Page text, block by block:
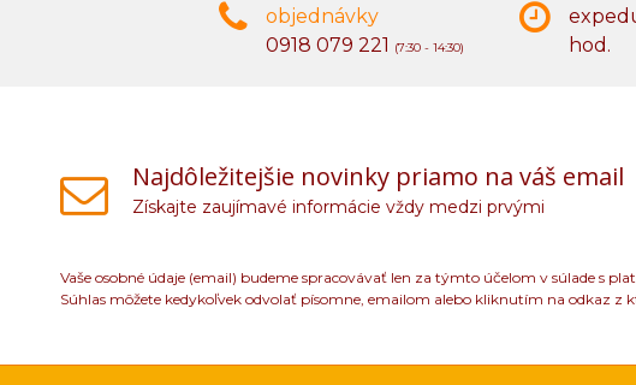
objednávky
0918 079 221 (7:30 - 14:30)
hod.
Najdôležitejšie novinky priamo na váš email
Získajte zaujímavé informácie vždy medzi prvými
Vaše osobné údaje (email) budeme spracovávať len za týmto účelom v súlade s
Súhlas môžete kedykoľvek odvolať písomne, emailom alebo kliknutím na odkaz z